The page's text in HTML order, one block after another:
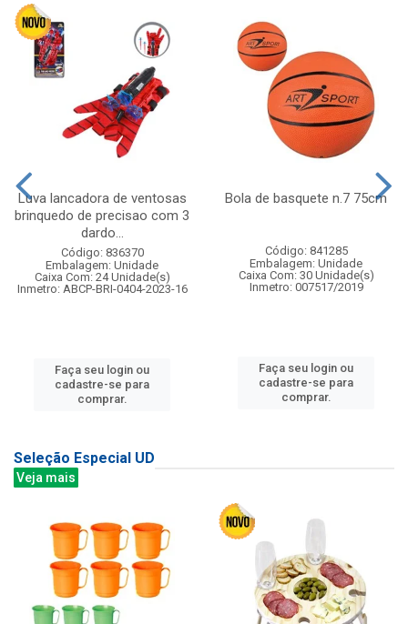
Luva lancadora de ventosas
brinquedo de precisao com 3
dardo...
Código: 836370
Embalagem: Unidade
Caixa Com: 24 Unidade(s)
Inmetro: ABCP-BRI-0404-2023-16
Faça seu login ou
cadastre-se para
comprar.
Bola de basquete n.7 75cm
Código: 841285
Embalagem: Unidade
Caixa Com: 30 Unidade(s)
Inmetro: 007517/2019
Faça seu login ou
cadastre-se para
comprar.
Seleção Especial UD
Veja mais